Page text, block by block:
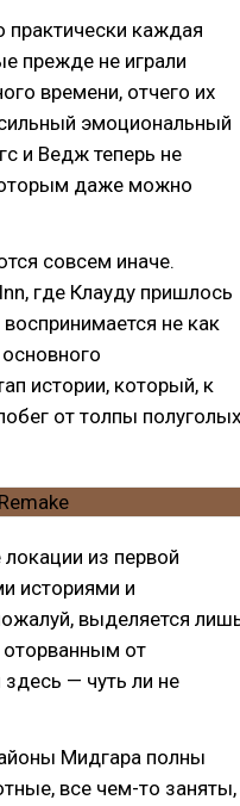
каждая
прежде не играли
времени, отчего их
эмоциональный
и Ведж теперь не
даже можно
совсем иначе.
где Клауду пришлось
не как
истории, который, к
от толпы полуголых
из первой
историями и
выделяется
от
— чуть ли не
Мидгара полны
все чем-то заняты,